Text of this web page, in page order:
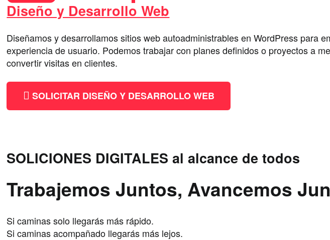
Diseño y Desarrollo Web
Diseñamos y desarrollamos sitios web autoadministrables en WordPress para
experiencia de usuario. Podemos trabajar con planes definidos o proyectos a
convertir visitas en clientes.
SOLICITAR DISEÑO Y DESARROLLO WEB
SOLICIONES DIGITALES al alcance de todos
Trabajemos Juntos, Avancemos
Si caminas solo llegarás más rápido.
Si caminas acompañado llegarás más lejos.